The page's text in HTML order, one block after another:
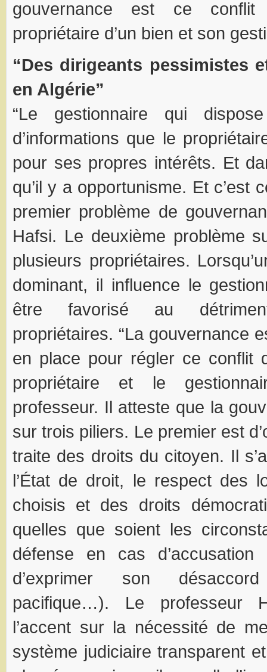
gouvernance est ce
propriétaire d’un bien et son
“Des dirigeants pessimistes
en Algérie”
“Le gestionnaire qui
d’informations que le
pour ses propres intérêts. Et
qu’il y a opportunisme. Et c’est
premier problème de
Hafsi. Le deuxième problème
plusieurs propriétaires.
dominant, il influence le
être favorisé au
propriétaires. “La gouvernance
en place pour régler ce conflit
propriétaire et le
professeur. Il atteste que la
sur trois piliers. Le premier est
traite des droits du citoyen. Il
l’État de droit, le respect des
choisis et des droits
quelles que soient les
défense en cas d’accusation
d’exprimer son
pacifique…). Le professeur
l’accent sur la nécessité de
système judiciaire transparent